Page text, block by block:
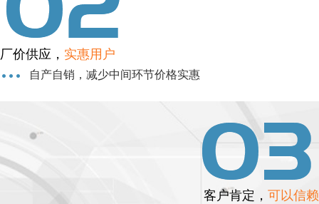
厂价供应， 实惠用户
自产自销，减少中间环节价格实惠
客户肯定， 可以信赖